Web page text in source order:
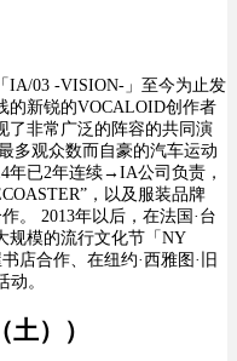
IA/03 -VISION-」 至今为止 发
的新锐的VOCALOID创作者
了非常 广泛的阵容的共同演
多观众数而自豪的汽车运动
年已2年连续→IA公司负责，
COASTER”，以及 服装品牌
。 2013年以后，在法国 · 台
规模的流行文化节「NY
店合作、在纽约·西雅图· 旧
动。
（土） ）